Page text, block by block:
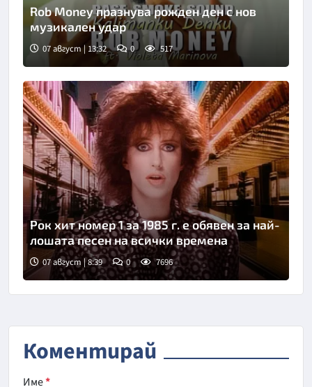
Rob Money празнува рожден ден с нов
музикален удар
07 август | 13:32 0 517
Рок хит номер 1 за 1985 г. е обявен за най-
лошата песен на всички времена
07 август | 8:39 0 7696
Коментирай
Име*